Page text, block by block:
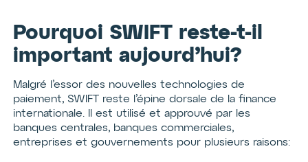
Pourquoi SWIFT reste-t-il
important aujourd’hui?
Malgré l’essor des nouvelles technologies de
paiement, SWIFT reste l’épine dorsale de la finance
internationale. Il est utilisé et approuvé par les
banques centrales, banques commerciales,
entreprises et gouvernements pour plusieurs raisons: